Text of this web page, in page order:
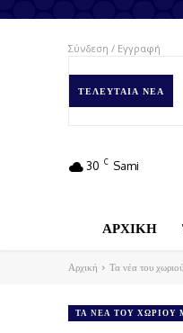
Σύνδεση / Εγγραφή
ΤΕΛΕΥΤΑΊΑ ΝΈΑ
30 C Sami
ΑΡΧΙΚΗ
Αρχική Τα νέα του
ΤΑ ΝΈΑ ΤΟΥ ΧΩΡΙΟΎ